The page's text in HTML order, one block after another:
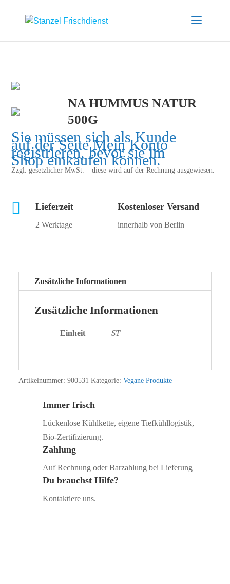
NA HUMMUS NATUR
500G
Sie müssen sich als Kunde
auf der SeiteMein Konto
registrieren, bevor sie im
Shop einkaufen können.
Zzgl. gesetzlicher MwSt. – diese wird auf der Rechnung ausgewiesen.
 Lieferzeit
2 Werktage
Kostenloser Versand
innerhalb von Berlin
Zusätzliche Informationen
Zusätzliche Informationen
Einheit ST
Artikelnummer: 900531 Kategorie: Vegane Produkte
Immer frisch
Lückenlose Kühlkette, eigene Tiefkühllogistik,
Bio‑Zertifizierung.
Zahlung
Auf Rechnung oder Barzahlung bei Lieferung
Du brauchst Hilfe?
Kontaktiere uns.